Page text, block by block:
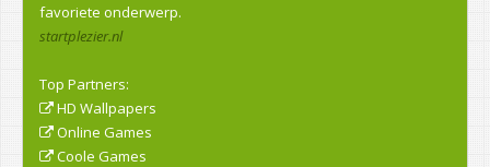
favoriete onderwerp.
startplezier.nl
Top Partners:
HD Wallpapers
Online Games
Coole Games